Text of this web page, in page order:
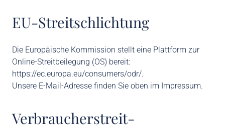
EU-Streitschlichtung
Die Europäische Kommission stellt eine Plattform zur
Online-Streitbeilegung (OS) bereit:
https://ec.europa.eu/consumers/odr/.
Unsere E-Mail-Adresse finden Sie oben im Impressum.
Verbraucher­streit­